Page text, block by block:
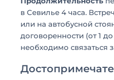
в Севилье 4 часа.
или на автобусной
договоренности (от 1
необходимо связаться